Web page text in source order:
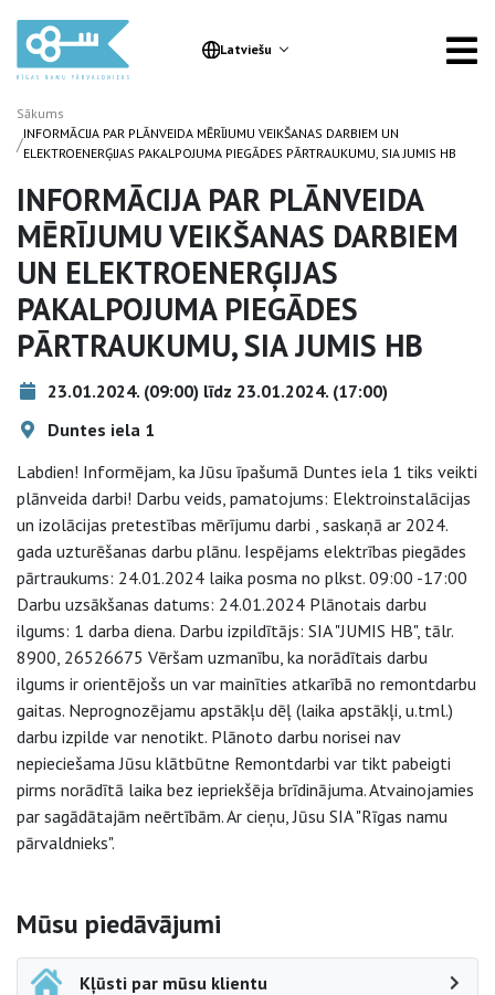
Latviešu
Sākums
/INFORMĀCIJA PAR PLĀNVEIDA MĒRĪJUMU VEIKŠANAS DARBIEM UN
ELEKTROENERĢIJAS PAKALPOJUMA PIEGĀDES PĀRTRAUKUMU, SIA JUMIS HB
INFORMĀCIJA PAR PLĀNVEIDA
MĒRĪJUMU VEIKŠANAS DARBIEM
UN ELEKTROENERĢIJAS
PAKALPOJUMA PIEGĀDES
PĀRTRAUKUMU, SIA JUMIS HB
23.01.2024. (09:00) līdz 23.01.2024. (17:00)
Duntes iela 1
Labdien! Informējam, ka Jūsu īpašumā Duntes iela 1 tiks veikti
plānveida darbi! Darbu veids, pamatojums: Elektroinstalācijas
un izolācijas pretestības mērījumu darbi , saskaņā ar 2024.
gada uzturēšanas darbu plānu. Iespējams elektrības piegādes
pārtraukums: 24.01.2024 laika posma no plkst. 09:00 -17:00
Darbu uzsākšanas datums: 24.01.2024 Plānotais darbu
ilgums: 1 darba diena. Darbu izpildītājs: SIA "JUMIS HB", tālr.
8900, 26526675 Vēršam uzmanību, ka norādītais darbu
ilgums ir orientējošs un var mainīties atkarībā no remontdarbu
gaitas. Neprognozējamu apstākļu dēļ (laika apstākļi, u.tml.)
darbu izpilde var nenotikt. Plānoto darbu norisei nav
nepieciešama Jūsu klātbūtne Remontdarbi var tikt pabeigti
pirms norādītā laika bez iepriekšēja brīdinājuma. Atvainojamies
par sagādātajām neērtībām. Ar cieņu, Jūsu SIA "Rīgas namu
pārvaldnieks".
Sāna navigācija
Mūsu piedāvājumi
Kļūsti par mūsu klientu